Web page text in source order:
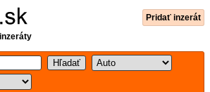
Pridať inzerát